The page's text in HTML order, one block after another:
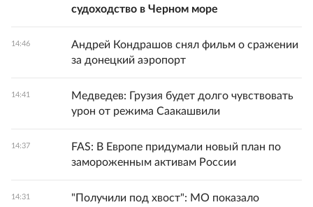
судоходство в Черном море
14:46
Андрей Кондрашов снял фильм о сражении
за донецкий аэропорт
14:41
Медведев: Грузия будет долго чувствовать
урон от режима Саакашвили
14:37
FAS: В Европе придумали новый план по
замороженным активам России
14:31
"Получили под хвост": МО показало